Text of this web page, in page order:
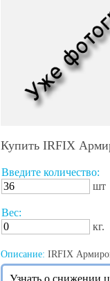
Купить IRFIX
Введите количество:
шт
Вес:
кг.
Описание: IRFIX